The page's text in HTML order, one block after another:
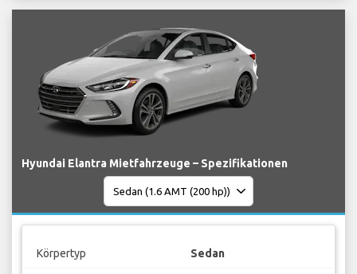
Hyundai Elantra Mietfahrzeuge – Spezifikationen
Körpertyp Sedan